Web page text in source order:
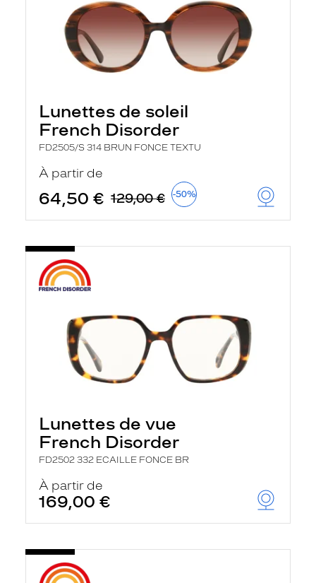
Lunettes de soleil
French Disorder
FD2505/S 314 BRUN FONCE TEXTU
À partir de
64,50 € 129,00 € -50%
Lunettes de vue
French Disorder
FD2502 332 ECAILLE FONCE BR
À partir de
169,00 €